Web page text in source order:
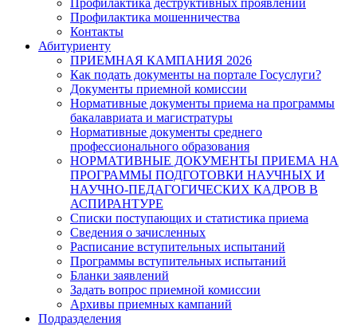
Профилактика деструктивных проявлений
Профилактика мошенничества
Контакты
Абитуриенту
ПРИЕМНАЯ КАМПАНИЯ 2026
Как подать документы на портале Госуслуги?
Документы приемной комиссии
Нормативные документы приема на программы
бакалавриата и магистратуры
Нормативные документы среднего
профессионального образования
НОРМАТИВНЫЕ ДОКУМЕНТЫ ПРИЕМА НА
ПРОГРАММЫ ПОДГОТОВКИ НАУЧНЫХ И
НАУЧНО-ПЕДАГОГИЧЕСКИХ КАДРОВ В
АСПИРАНТУРЕ
Списки поступающих и статистика приема
Сведения о зачисленных
Расписание вступительных испытаний
Программы вступительных испытаний
Бланки заявлений
Задать вопрос приемной комиссии
Архивы приемных кампаний
Подразделения